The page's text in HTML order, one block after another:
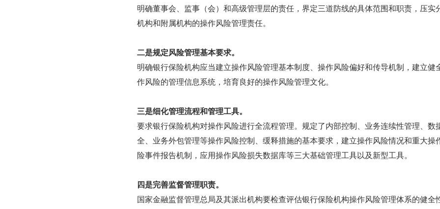
明确董事会、监事（会）和高级管理层的责任，界定三道防线的具体范围和职责，压实
机构和附属机构的操作风险管理责任。
二是规定风险管理基本要求。
明确银行保险机构应当建立操作风险管理基本制度、操作风险偏好和传导机制，建立健
作风险的管理信息系统，培育良好的操作风险管理文化。
三是细化管理流程和管理工具。
要求银行保险机构对操作风险进行全流程管理。规定了内部控制、业务连续性管理、数
全、业务外包管理等操作风险控制、缓释措施的基本要求，建立操作风险情况和重大操
险事件报告机制，应用操作风险损失数据库等三大基础管理工具以及新型工具。
四是完善监督管理职责。
国家金融监督管理总局及其派出机构要检查评估银行保险机构操作风险管理体系的健全